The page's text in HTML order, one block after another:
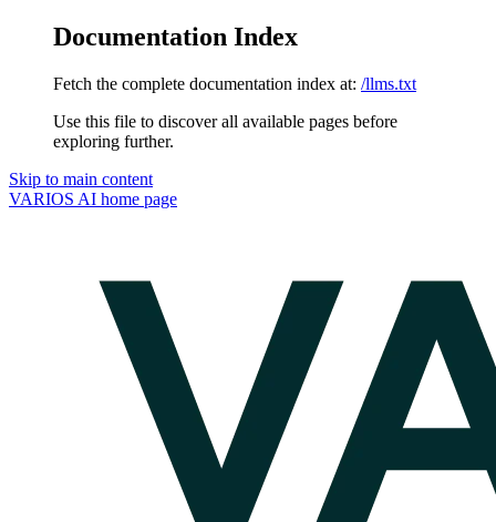
Documentation Index
Fetch the complete documentation index at: /llms.txt
Use this file to discover all available pages before
exploring further.
Skip to main content
VARIOS AI home page